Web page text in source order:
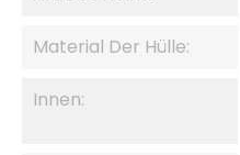
Material Der Hülle:
Innen: